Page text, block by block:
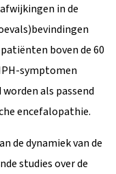
in de
boven de 60
symptomen
als passend
encefalopathie.
de dynamiek van de
studies over de